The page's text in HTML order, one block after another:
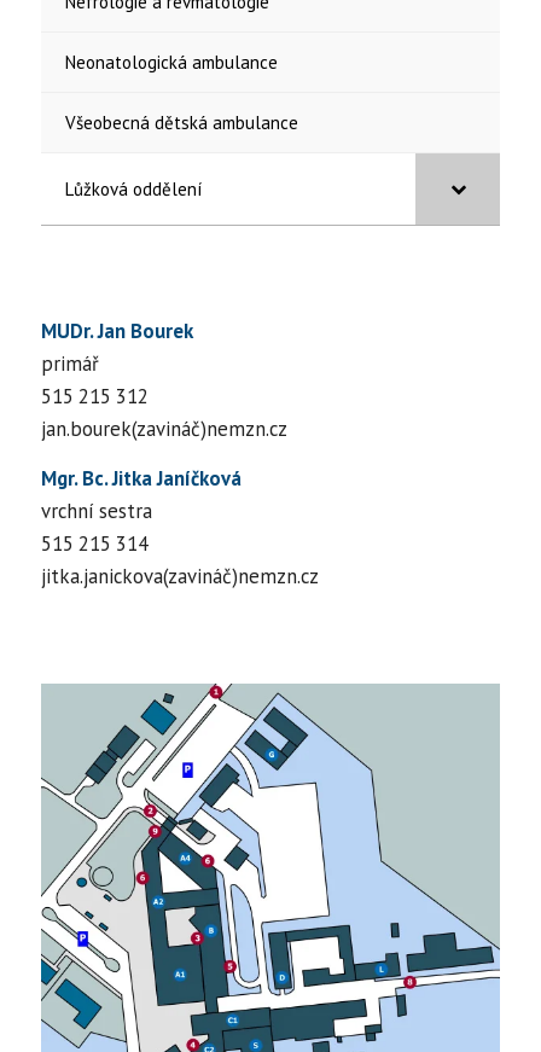
Neonatologická ambulance
Všeobecná dětská ambulance
Lůžková oddělení
MUDr. Jan Bourek
primář
515 215 312
jan.bourek(zavináč)nemzn.cz
Mgr. Bc. Jitka Janíčková
vrchní sestra
515 215 314
jitka.janickova(zavináč)nemzn.cz